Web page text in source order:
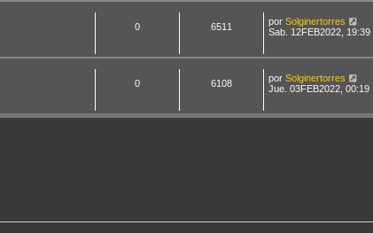
0 6511 por Solginertorres
Sab. 12FEB2022, 19:39
0 6108 por Solginertorres
Jue. 03FEB2022, 00:19